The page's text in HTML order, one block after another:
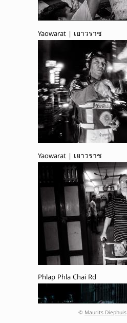
Yaowarat | เยาวราช
Yaowarat | เยาวราช
Phlap Phla Chai Rd
© Maurits Diephuis